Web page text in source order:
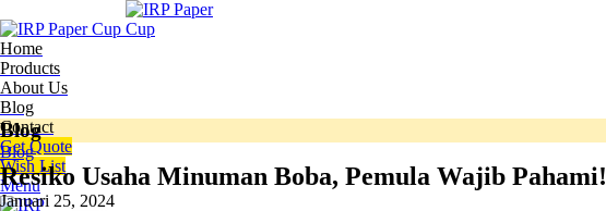
Home
Products
About Us
Blog
Contact
Get Quote
Wish List
Menu
Blog
Blog
Resiko Usaha Minuman Boba, Pemula Wajib Pahami!
Januari 25, 2024